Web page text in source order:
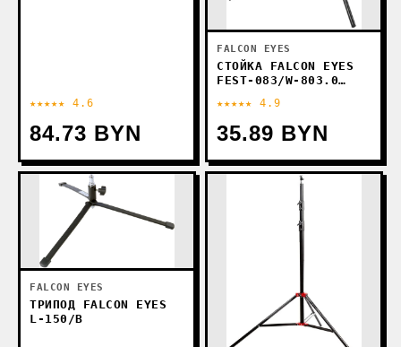
★★★★★ 4.6
84.73 BYN
FALCON EYES
СТОЙКА FALCON EYES
FEST-083/W-803.0
★★★★★ 4.9
35.89 BYN
FALCON EYES
ТРИПОД FALCON EYES
L-150/B